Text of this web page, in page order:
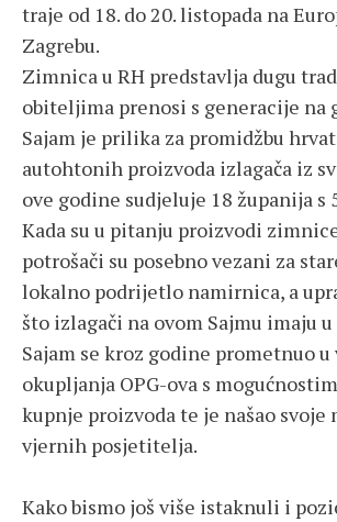
traje od 18. do 20. listopada na
Zagrebu.
Zimnica u RH predstavlja dugu
obiteljima prenosi s generacije na
Sajam je prilika za promidžbu
autohtonih proizvoda izlagača iz
ove godine sudjeluje 18 županija s
Kada su u pitanju proizvodi
potrošači su posebno vezani za
lokalno podrijetlo namirnica, a
što izlagači na ovom Sajmu imaju
Sajam se kroz godine prometnuo
okupljanja OPG-ova s
kupnje proizvoda te je našao svoje
vjernih posjetitelja.
Kako bismo još više istaknuli i